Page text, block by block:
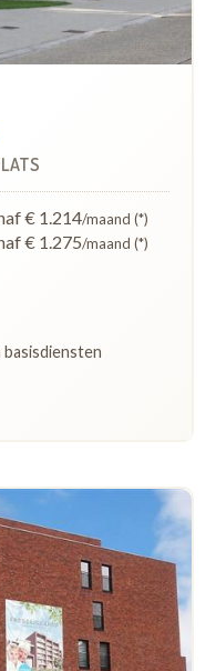
€ 1.214/maand (*)
€ 1.275/maand (*)